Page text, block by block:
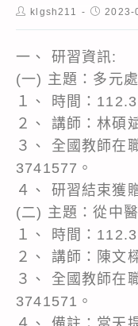
Postklgsh211
Post2023-
一、 研習資訊:
(一) 主題：多元
１、 時間：
２、 講師：林碩
３、 全國教師在
3741577。
４、 研習結束獲
(二) 主題：從中
１、 時間：
２、 講師：陳文
３、 全國教師在
3741571。